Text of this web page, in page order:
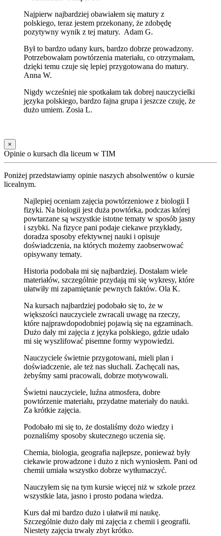
Najpierw najbardziej obawiałem się matury z
polskiego, teraz jestem przekonany, że zdobędę
pozytywny wynik z tej matury. Adam G.
Był to bardzo udany kurs, bardzo dobrze prowadzony.
Potrzebowałam powtórzenia materiału, co otrzymałam,
dzięki temu czuje się lepiej przygotowana do matury.
Anna W.
Nigdy wcześniej nie spotkałam tak dobrej nauczycielki
języka polskiego, bardzo fajna grupa i jeszcze czuję, że
dużo umiem. Zosia L.
×
Opinie o kursach dla liceum w TIM
Poniżej przedstawiamy opinie naszych absolwentów o kursie
licealnym.
Najlepiej oceniam zajęcia powtórzeniowe z biologii I
fizyki. Na biologii jest duża powtórka, podczas której
powtarzane są wszystkie istotne tematy w sposób jasny
i szybki. Na fizyce pani podaje ciekawe przykłady,
doradza sposoby efektywnej nauki i opisuje
doświadczenia, na których możemy zaobserwować
opisywany tematy.
Historia podobała mi się najbardziej. Dostałam wiele
materiałów, szczególnie przydają mi się wykresy, które
ułatwiły mi zapamiętanie pewnych faktów. Ola K.
Na kursach najbardziej podobało się to, że w
większości nauczyciele zwracali uwagę na rzeczy,
które najprawdopodobniej pojawią się na egzaminach.
Dużo dały mi zajęcia z języka polskiego, gdzie udało
mi się wyszlifować pisemne formy wypowiedzi.
Nauczyciele świetnie przygotowani, mieli plan i
doświadczenie, ale też nas słuchali. Zachęcali nas,
żebyśmy sami pracowali, dobrze motywowali.
Świetni nauczyciele, luźna atmosfera, dobre
powtórzenie materiału, przydatne materiały do nauki.
Za krótkie zajęcia.
Podobało mi się to, że dostaliśmy dożo wiedzy i
poznaliśmy sposoby skutecznego uczenia się.
Chemia, biologia, geografia najlepsze, ponieważ były
ciekawie prowadzone i dużo z nich wyniosłem. Pani od
chemii umiała wszystko dobrze wytłumaczyć.
Nauczyłem się na tym kursie więcej niż w szkole przez
wszystkie lata, jasno i prosto podana wiedza.
Kurs dał mi bardzo dużo i ułatwił mi naukę.
Szczególnie dużo dały mi zajęcia z chemii i geografii.
Niestety zajęcia trwały zbyt krótko.